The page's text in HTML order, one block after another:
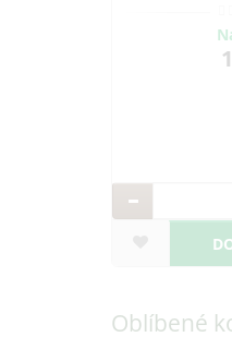
máte dost
a hledáte
bude
Oblíbené